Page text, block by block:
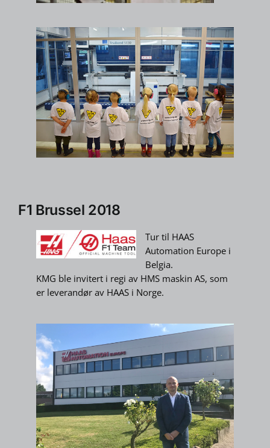
F1 Brussel 2018
Tur til HAAS
Automation Europe i
Belgia.
KMG ble invitert i regi av HMS maskin AS, som
er leverandør av HAAS i Norge.